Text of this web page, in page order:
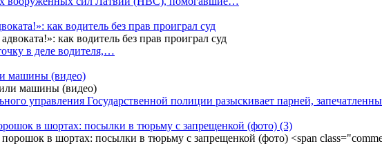
как водитель без прав проиграл суд
в деле водителя,…
машины (видео)
управления Государственной полиции разыскивает парней,
в шортах: посылки в тюрьму с запрещенкой (фото) (3)